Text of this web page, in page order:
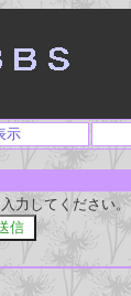
示
力してください。